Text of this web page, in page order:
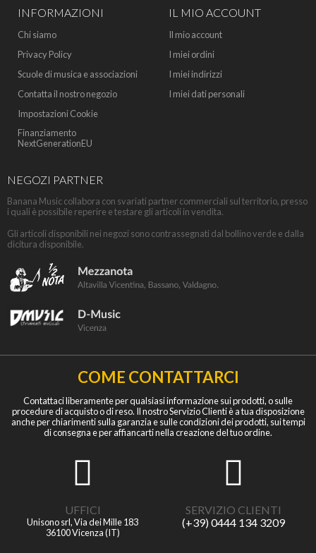
INFORMAZIONI
Chi siamo
Privacy Policy
Scuole di musica e associazioni
Contatta il nostro negozio
Impostazioni Cookie
Finanziamento
NextGenerationEU
IL MIO ACCOUNT
Il mio account
I miei ordini
I miei indirizzi
I miei dati personali
NEGOZI PARTNER
Banana Music collabora con svariati partner commerciali sul territorio, presso
i quali è possibile reperire e testare gli articoli in vendita.
Gli articoli disponibili nei negozi sono contrassegnati dal bollino verde e dalla
dicitura disponibile.
COME CONTATTARCI
Contattaci liberamente per qualsiasi informazione sui prodotti, o sulle
procedure di acquisto o di reso. Il nostro Servizio Clienti è a tua disposizione
anche per chiarimenti sulla garanzia e sulle condizioni dei prodotti, sui tempi
di consegna e per affiancarti nella creazione del tuo ordine.
UFFICI
Unisono srl, Via dei Mille 183
36100 Vicenza (IT)
SERVIZIO CLIENTI
(+39) 0444 134 3209